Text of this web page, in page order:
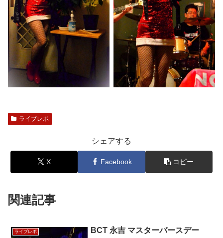
ライブレポ
シェアする
X Facebook コピー
関連記事
ライブレポ BCT 永吉 マスターバースデー